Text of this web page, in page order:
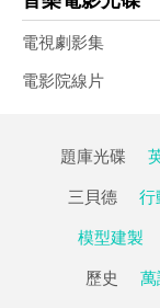
電視劇影集
電影院線片
題庫光碟
三貝德 行
模型建製
歷史 萬